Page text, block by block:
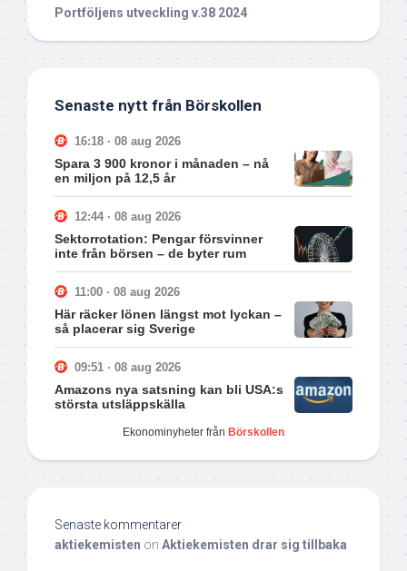
Portföljens utveckling v.38 2024
Senaste nytt från Börskollen
16:18 · 08 aug 2026
Spara 3 900 kronor i månaden – nå
en miljon på 12,5 år
12:44 · 08 aug 2026
Sektorrotation: Pengar försvinner
inte från börsen – de byter rum
11:00 · 08 aug 2026
Här räcker lönen längst mot lyckan –
så placerar sig Sverige
09:51 · 08 aug 2026
Amazons nya satsning kan bli USA:s
största utsläppskälla
Ekonominyheter från Börskollen
Senaste kommentarer
aktiekemisten on Aktiekemisten drar sig tillbaka